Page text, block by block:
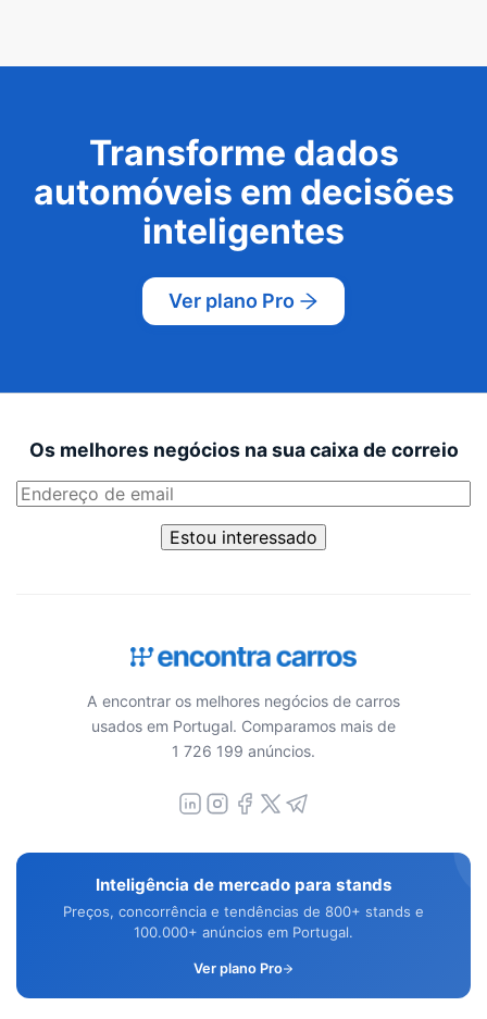
Transforme dados
automóveis em decisões
inteligentes
Ver plano Pro
Os melhores negócios na sua caixa de correio
Estou interessado
A encontrar os melhores negócios de carros
usados em Portugal. Comparamos mais de
1 726 199 anúncios.
Inteligência de mercado para stands
Preços, concorrência e tendências de 800+ stands e
100.000+ anúncios em Portugal.
Ver plano Pro